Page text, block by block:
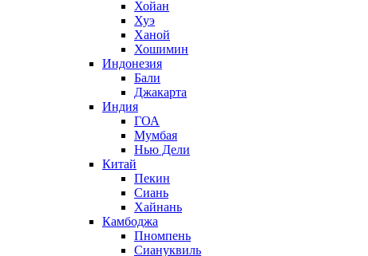
Хойан
Хуэ
Ханой
Хошимин
Индонезия
Бали
Джакарта
Индия
ГОА
Мумбая
Нью Дели
Китай
Пекин
Сиань
Хайнань
Камбоджа
Пномпень
Сиануквиль